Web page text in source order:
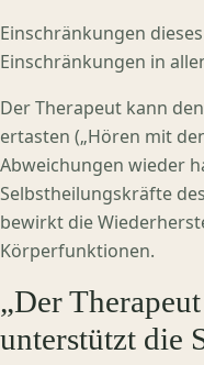
Einschränkungen
Einschränkungen in
Der Therapeut kann
ertasten („Hören mit
Abweichungen wieder
Selbstheilungskräfte
bewirkt die
Körperfunktionen.
„Der
unterstützt die